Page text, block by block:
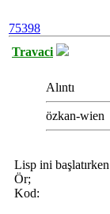
75398
Travaci
Alıntı
özkan-wien
Lisp ini
Ör;
Kod: